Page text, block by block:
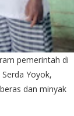
pemerintah di
Yoyok,
dan minyak